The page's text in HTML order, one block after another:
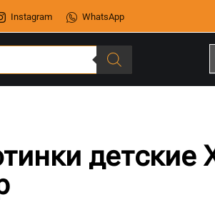
Instagram WhatsApp
детские